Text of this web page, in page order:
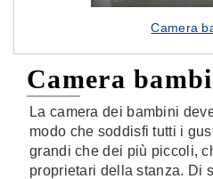
Camera
Camera
La camera dei bambini
modo che soddisfi tutti i
grandi che dei più piccoli,
proprietari della stanza. Di